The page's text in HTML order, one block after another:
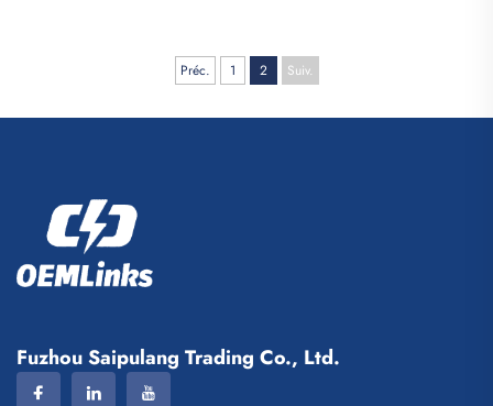
de football personnalisés
Préc. 1 2 Suiv.
Fuzhou Saipulang Trading Co., Ltd.